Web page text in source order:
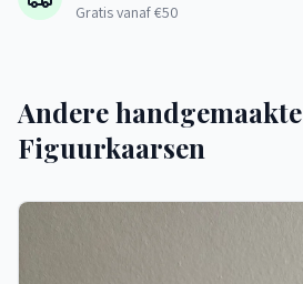
Gratis vanaf €50
Andere handgemaakte
Figuurkaarsen